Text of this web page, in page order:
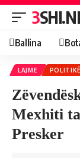
Ballina
LAJME POLITIKË
Mexhiti
Presker